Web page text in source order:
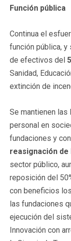
Función pública
Continua el
función pública, y
de efectivos del
Sanidad,
extinción de
Se mantienen las
personal en
fundaciones y
reasignación
sector público,
reposición del
con beneficios
las fundaciones
ejecución del
Innovación con